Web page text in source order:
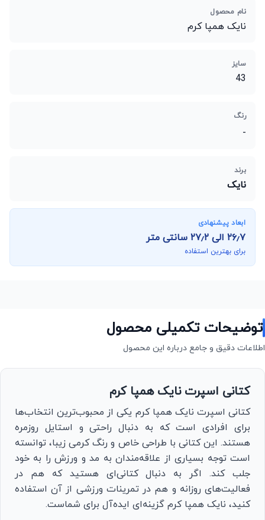
نام محصول
نایک همپا کرم
سایز
43
رنگ
-
برند
نایک
ابعاد پیشنهادی
۲۶٫۷ الی۲۷٫۲سانتی متر
برای بهترین استفاده
توضیحات تکمیلی محصول
اطلاعات دقیق و جامع درباره این محصول
کتانی اسپرت نایک همپا کرم
کتانی اسپرت نایک همپا کرم یکی از محبوب‌ترین انتخاب‌ها
برای افرادی است که به دنبال راحتی و استایل روزمره
هستند. این کتانی با طراحی خاص و رنگ کرمی زیبا، توانسته
است توجه بسیاری از علاقه‌مندان به مد و ورزش را به خود
جلب کند. اگر به دنبال کتانی‌ای هستید که هم در
فعالیت‌های روزانه و هم در تمرینات ورزشی از آن استفاده
کنید، نایک همپا کرم گزینه‌ای ایده‌آل برای شماست.